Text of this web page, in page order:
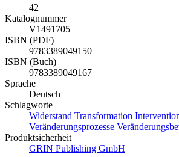
42
Katalognummer
V1491705
ISBN (PDF)
9783389049150
ISBN (Buch)
9783389049167
Sprache
Deutsch
Schlagworte
Widerstand Transformation
Veränderungsprozesse
Produktsicherheit
GRIN Publishing GmbH